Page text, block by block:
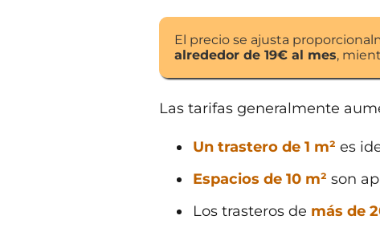
El precio se ajusta
alrededor de 19€ al mes,
Las tarifas generalmente
Un trastero de 1 m² es
Espacios de 10 m² son
Los trasteros de más de